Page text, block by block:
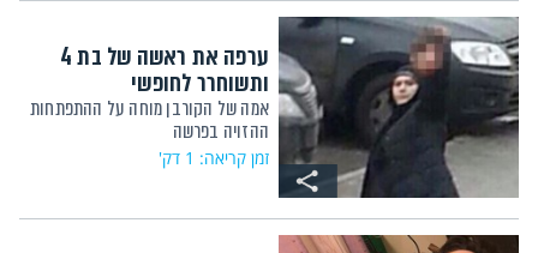
ערפה את ראשה של בת 4
ותשוחרר לחופשי
אמה של הקורבן מוחה על ההתפתחות
ההזויה בפרשה
זמן קריאה: 1 דק'